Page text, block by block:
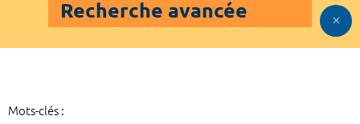
Recherche avancée
Mots-clés :